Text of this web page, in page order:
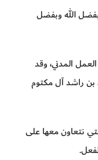
الله وبفضل
المدني، وقد
راشد آل مكتوم
نتعاون معها على